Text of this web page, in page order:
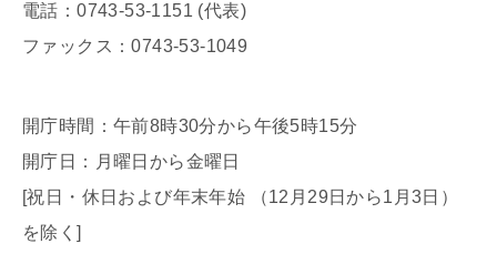
電話：0743-53-1151 (代表)
ファックス：0743-53-1049
開庁時間：午前8時30分から午後5時15分
開庁日：月曜日から金曜日
[祝日・休日および年末年始 （12月29日から1月3日）
を除く]